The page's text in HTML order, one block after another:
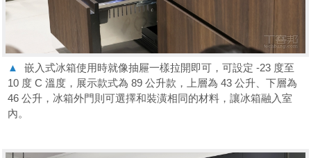
▲
嵌入式冰箱使用時就像抽屜一樣拉開即可，可設定 -23 度至
10 度 C 溫度，展示款式為 89 公升款，上層為 43 公升、下層為
46 公升，冰箱外門則可選擇和裝潢相同的材料，讓冰箱融入室
內。